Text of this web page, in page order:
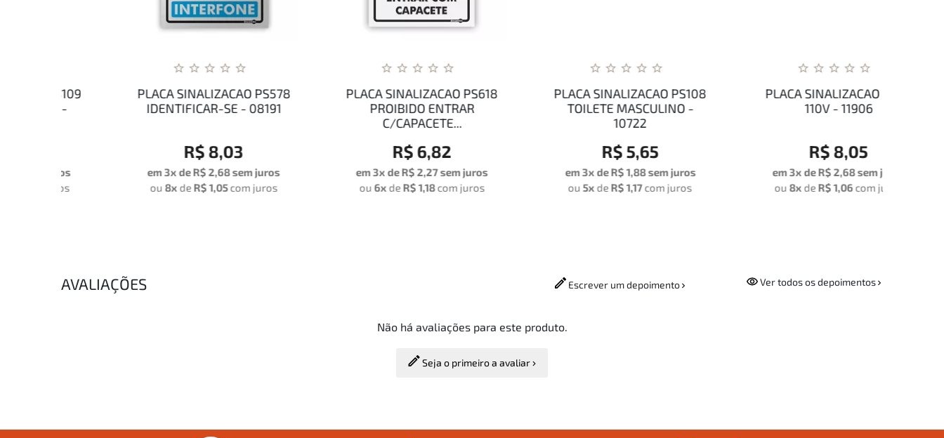
PLACA SINALIZACAO PS578
IDENTIFICAR-SE - 08191
R$ 8,03
R$ 2,68 sem juros
R$ 1,05com juros
PLACA SINALIZACAO PS618
PROIBIDO ENTRAR
C/CAPACETE...
R$ 6,82
R$ 2,27sem juros
R$ 1,18com juros
PLACA SINALIZACAO PS108
TOILETE MASCULINO -
R$ 5,65
R$ 1,88sem juros
R$ 1,17com juros
PLACA SINALIZACAO PS74
110V - 11906
R$ 8,05
R$ 2,68sem juros
R$ 1,06com juros
AVALIAÇÕES Escrever um depoimento Ver todos os depoimentos
Não há avaliações para este produto.
Seja o primeiro a avaliar